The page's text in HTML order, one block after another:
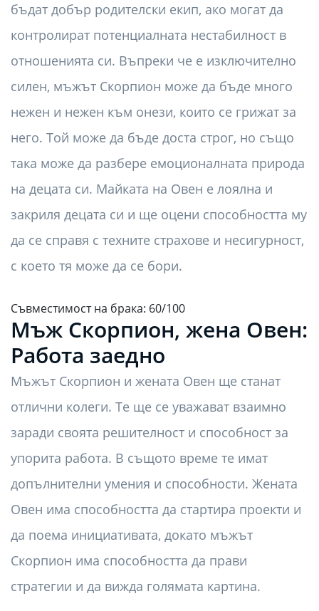
бъдат добър родителски екип, ако могат да
контролират потенциалната нестабилност в
отношенията си. Въпреки че е изключително
силен, мъжът Скорпион може да бъде много
нежен и нежен към онези, които се грижат за
него. Той може да бъде доста строг, но също
така може да разбере емоционалната природа
на децата си. Майката на Овен е лоялна и
закриля децата си и ще оцени способността му
да се справя с техните страхове и несигурност,
с което тя може да се бори.
Съвместимост на брака: 60/100
Мъж Скорпион, жена Овен:
Работа заедно
Мъжът Скорпион и жената Овен ще станат
отлични колеги. Те ще се уважават взаимно
заради своята решителност и способност за
упорита работа. В същото време те имат
допълнителни умения и способности. Жената
Овен има способността да стартира проекти и
да поема инициативата, докато мъжът
Скорпион има способността да прави
стратегии и да вижда голямата картина.